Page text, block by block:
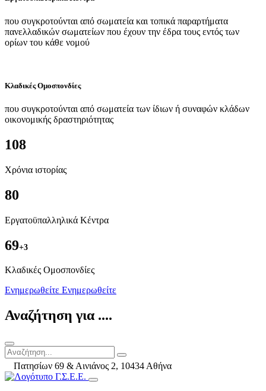
που συγκροτούνται από σωματεία και τοπικά παραρτήματα
πανελλαδικών σωματείων που έχουν την έδρα τους εντός των
ορίων του κάθε νομού
Κλαδικές Ομοσπονδίες
που συγκροτούνται από σωματεία των ίδιων ή συναφών κλάδων
οικονομικής δραστηριότητας
108
Χρόνια ιστορίας
80
Εργατοϋπαλληλικά Κέντρα
69+3
Kλαδικές Ομοσπονδίες
Ενημερωθείτε Ενημερωθείτε
Αναζήτηση για ....
Πατησίων 69 & Αινιάνος 2, 10434 Αθήνα